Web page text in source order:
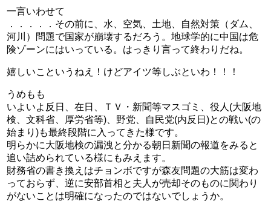
一言いわせて
．．．．．その前に、水、空気、土地、自然対策（ダム、
河川）問題で国家が崩壊するだろう。地球学的に中国は危
険ゾーンにはいっている。はっきり言って終わりだね。
嬉しいこというねえ！けどアイツ等しぶといわ！！！
うめもも
いよいよ反日、在日、ＴＶ・新聞等マスゴミ、役人(大阪地
検、文科省、厚労省等)、野党、自民党(内反日)との戦い(の
始まり)も最終段階に入ってきた様です。
明らかに大阪地検の漏洩と分かる朝日新聞の報道をみると
追い詰められている様にもみえます。
財務省の書き換えはチョンボですが森友問題の大筋は変わ
っておらず、逆に安部首相と夫人が売却そのものに関わり
がないことは明確になったのではないでしょうか。